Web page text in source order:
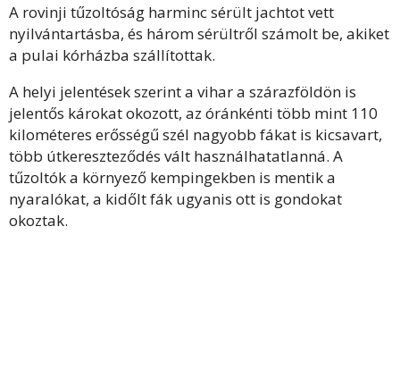
A rovinji tűzoltóság harminc sérült jachtot vett
nyilvántartásba, és három sérültről számolt be, akiket
a pulai kórházba szállítottak.
A helyi jelentések szerint a vihar a szárazföldön is
jelentős károkat okozott, az óránkénti több mint 110
kilométeres erősségű szél nagyobb fákat is kicsavart,
több útkereszteződés vált használhatatlanná. A
tűzoltók a környező kempingekben is mentik a
nyaralókat, a kidőlt fák ugyanis ott is gondokat
okoztak.